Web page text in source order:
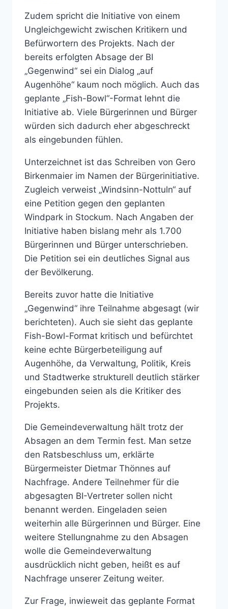
Zudem spricht die Initiative von einem
Ungleichgewicht zwischen Kritikern und
Befürwortern des Projekts. Nach der
bereits erfolgten Absage der BI
„Gegenwind“ sei ein Dialog „auf
Augenhöhe“ kaum noch möglich. Auch das
geplante „Fish-Bowl“-Format lehnt die
Initiative ab. Viele Bürgerinnen und Bürger
würden sich dadurch eher abgeschreckt
als eingebunden fühlen.
Unterzeichnet ist das Schreiben von Gero
Birkenmaier im Namen der Bürgerinitiative.
Zugleich verweist „Windsinn-Nottuln“ auf
eine Petition gegen den geplanten
Windpark in Stockum. Nach Angaben der
Initiative haben bislang mehr als 1.700
Bürgerinnen und Bürger unterschrieben.
Die Petition sei ein deutliches Signal aus
der Bevölkerung.
Bereits zuvor hatte die Initiative
„Gegenwind“ ihre Teilnahme abgesagt (wir
berichteten). Auch sie sieht das geplante
Fish-Bowl-Format kritisch und befürchtet
keine echte Bürgerbeteiligung auf
Augenhöhe, da Verwaltung, Politik, Kreis
und Stadtwerke strukturell deutlich stärker
eingebunden seien als die Kritiker des
Projekts.
Die Gemeindeverwaltung hält trotz der
Absagen an dem Termin fest. Man setze
den Ratsbeschluss um, erklärte
Bürgermeister Dietmar Thönnes auf
Nachfrage. Andere Teilnehmer für die
abgesagten BI-Vertreter sollen nicht
benannt werden. Eingeladen seien
weiterhin alle Bürgerinnen und Bürger. Eine
weitere Stellungnahme zu den Absagen
wolle die Gemeindeverwaltung
ausdrücklich nicht geben, heißt es auf
Nachfrage unserer Zeitung weiter.
Zur Frage, inwieweit das geplante Format